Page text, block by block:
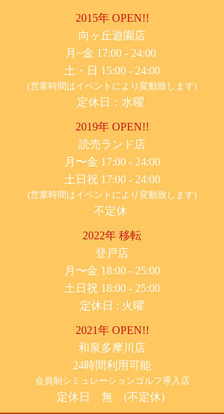
2015年 OPEN!!
​向ヶ丘遊園店
月~金 17:00 - 24:00
土・日 15:00 - 24:00
(営業時間はイベントにより変動致します)
定休日：水曜
2019年 OPEN!!
​読売ランド店
月〜金 17:00 - 24:00
土日祝 17:00 - 24:00
(営業時間はイベントにより変動致します)
不定休
2022年 移転
​登戸店
月〜金 18:00 - 25:00
土日祝 18:00 - 25:00
​定休日 : 火曜
2021年 OPEN!!
​和泉多摩川店
24時間利用可能
​会員制シミュレーションゴルフ導入店
定休日 無 (不定休)